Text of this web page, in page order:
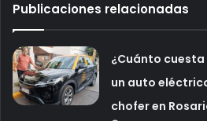
Publicaciones relacionadas
¿Cuánto
un auto
chofer en